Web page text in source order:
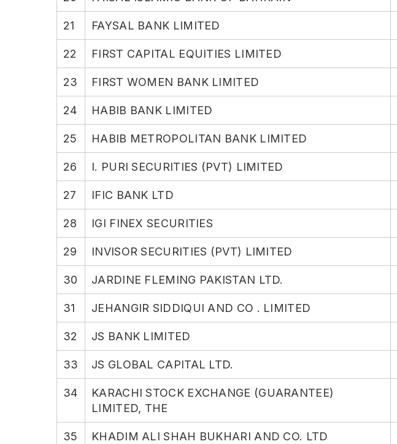
21 FAYSAL BANK LIMITED
22 FIRST CAPITAL EQUITIES LIMITED
23 FIRST WOMEN BANK LIMITED
24 HABIB BANK LIMITED
25 HABIB METROPOLITAN BANK LIMITED
26 I. PURI SECURITIES (PVT) LIMITED
27 IFIC BANK LTD
28 IGI FINEX SECURITIES
29 INVISOR SECURITIES (PVT) LIMITED
30 JARDINE FLEMING PAKISTAN LTD.
31 JEHANGIR SIDDIQUI AND CO . LIMITED
32 JS BANK LIMITED
33 JS GLOBAL CAPITAL LTD.
34
KARACHI STOCK EXCHANGE (GUARANTEE)
LIMITED, THE
35 KHADIM ALI SHAH BUKHARI AND CO. LTD